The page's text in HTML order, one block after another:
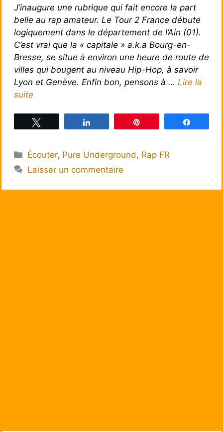
J’inaugure une rubrique qui fait encore la part
belle au rap amateur. Le Tour 2 France débute
logiquement dans le département de l’Ain (01).
C’est vrai que la « capitale » a.k.a Bourg-en-
Bresse, se situe à environ une heure de route de
villes qui bougent au niveau Hip-Hop, à savoir
Lyon et Genève. Enfin bon, pensons à … Lire la
suite
Catégories
Écouter, Pure Underground, Rap FR
Laisser un commentaire